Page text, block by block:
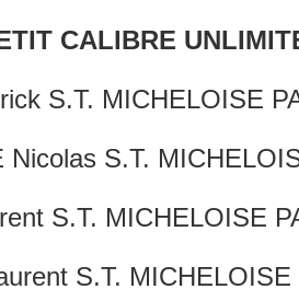
CALIBRE
S.T. MICHELOISE
Nicolas S.T.
S.T. MICHELOISE
S.T.